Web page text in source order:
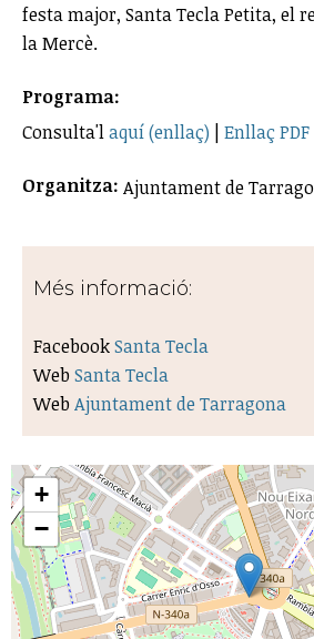
festa major, Santa Tecla Petita, el
la Mercè.
Programa:
Consulta'laquí (enllaç) | Enllaç PDF
Organitza: Ajuntament de
Més informació:
FacebookSanta Tecla
Web Santa Tecla
Web Ajuntament de Tarragona
+
−